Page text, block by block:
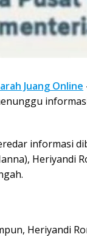
Juang Online
informasi
Heriyandi
Heriyandi